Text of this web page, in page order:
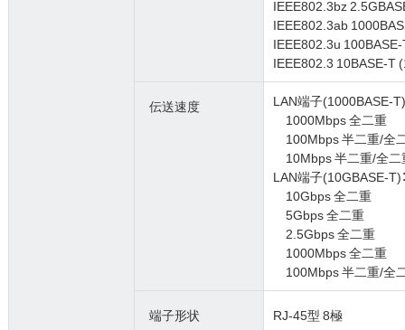
IEEE802.3bz
IEEE802.3ab
IEEE802.3u
IEEE802.3 10BASE-T
伝送速度
LAN端子(1000BASE-T)
1000Mbps 全二重
100Mbps 半二重/全
10Mbps 半二重/全二
LAN端子(10GBASE-T)
10Gbps 全二重
5Gbps 全二重
2.5Gbps 全二重
1000Mbps 全二重
100Mbps 半二重/全
端子形状 RJ-45型 8極